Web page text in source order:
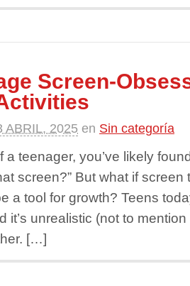
Screen-
ABRIL, 2025 en Sin categoría
a teenager, you’ve likely
screen?” But what if
a tool for growth? Teens
it’s unrealistic (not to
[…]